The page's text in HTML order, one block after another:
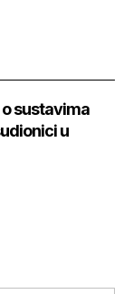
sustavima
u